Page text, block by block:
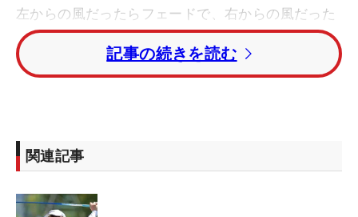
左からの風だったらフェードで、右からの風だった
らドローで…。セオリー通りではない攻め方で、
「風だといろいろやっちゃうし、考えるのが好き」
というのが木下流。フェアウェイキープは半分の7
な。ぶん曲げながら（笑）」と瞬間最大風速
12.9m/sの強風をものともせずにパーオンは12回。
記事の続きを読む
関連記事